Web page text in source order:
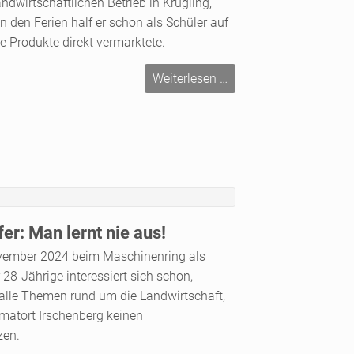
den Ferien half er schon als Schüler auf
Produkte direkt vermarktete.
Weiterlesen …
nur
Man lernt nie aus!
2024 beim Maschinenring als
Jährige interessiert sich schon,
Themen rund um die Landwirtschaft,
Irschenberg keinen